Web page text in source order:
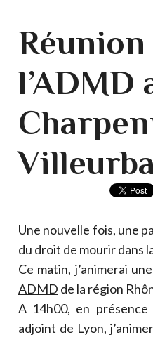
l’ADMD
Une nouvelle fois, une
du droit de mourir dans
Ce matin, j’animerai
ADMD de la région
A 14h00, en
adjoint de Lyon,